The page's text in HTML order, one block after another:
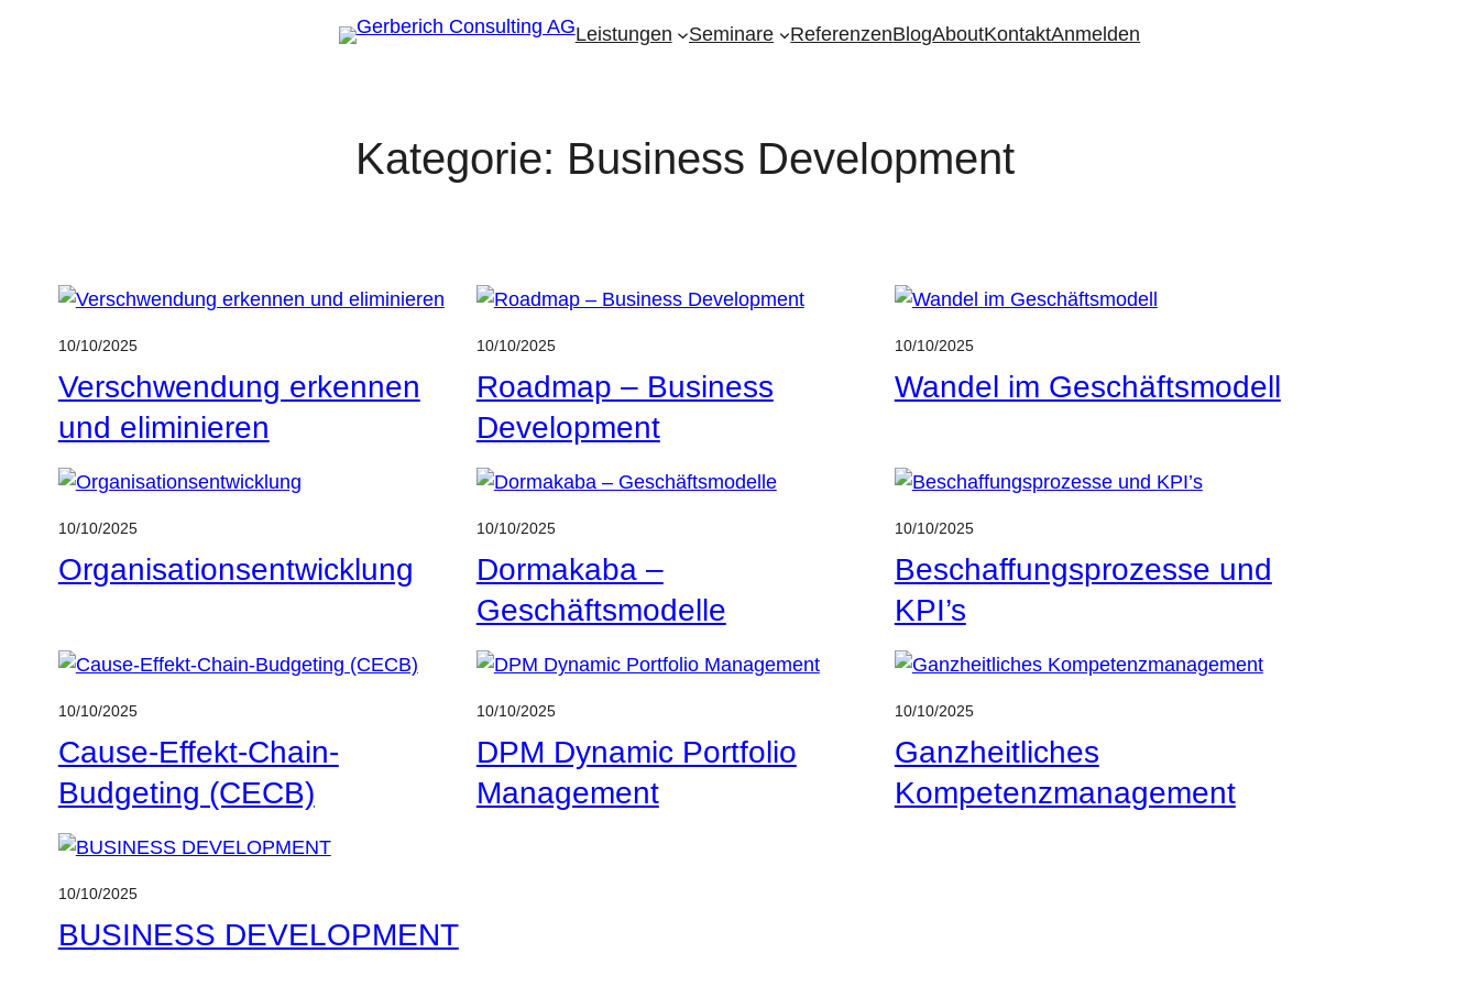
Leistungen Seminare ReferenzenBlogAboutKontaktAnmelden
Kategorie: Business Development
10/10/2025
Verschwendung erkennen
und eliminieren
10/10/2025
Roadmap – Business
Development
10/10/2025
Wandel im Geschäftsmodell
10/10/2025
Organisationsentwicklung
10/10/2025
Dormakaba –
Geschäftsmodelle
10/10/2025
Beschaffungsprozesse und
KPI’s
10/10/2025
Cause-Effekt-Chain-
Budgeting (CECB)
10/10/2025
DPM Dynamic Portfolio
Management
10/10/2025
Ganzheitliches
Kompetenzmanagement
10/10/2025
BUSINESS DEVELOPMENT